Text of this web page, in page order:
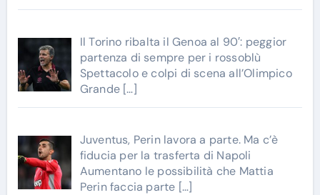
Il Torino ribalta il Genoa al 90′: peggior
partenza di sempre per i rossoblù
Spettacolo e colpi di scena all’Olimpico
Grande […]
Juventus, Perin lavora a parte. Ma c’è
fiducia per la trasferta di Napoli
Aumentano le possibilità che Mattia
Perin faccia parte […]